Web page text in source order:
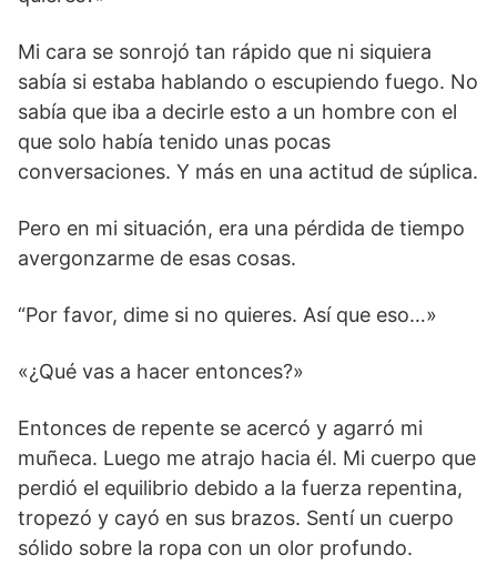
Mi cara se sonrojó tan rápido que ni siquiera
sabía si estaba hablando o escupiendo fuego. No
sabía que iba a decirle esto a un hombre con el
que solo había tenido unas pocas
conversaciones. Y más en una actitud de súplica.
Pero en mi situación, era una pérdida de tiempo
avergonzarme de esas cosas.
“Por favor, dime si no quieres. Así que eso…»
«¿Qué vas a hacer entonces?»
Entonces de repente se acercó y agarró mi
muñeca. Luego me atrajo hacia él. Mi cuerpo que
perdió el equilibrio debido a la fuerza repentina,
tropezó y cayó en sus brazos. Sentí un cuerpo
sólido sobre la ropa con un olor profundo.